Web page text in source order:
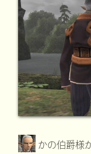
かの伯爵様